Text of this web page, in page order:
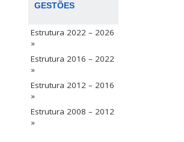
GESTÕES
Estrutura 2022 – 2026
»
Estrutura 2016 – 2022
»
Estrutura 2012 – 2016
»
Estrutura 2008 – 2012
»